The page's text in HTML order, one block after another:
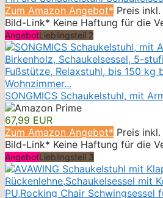
Zum Amazon Angebot* Preis
Bild-Link* Keine Haftung für die
AngebotLieblingsteil 2
SONGMICS Schaukelstuhl, mit
67,99 EUR
Zum Amazon Angebot* Preis
Bild-Link* Keine Haftung für die
AngebotLieblingsteil 3